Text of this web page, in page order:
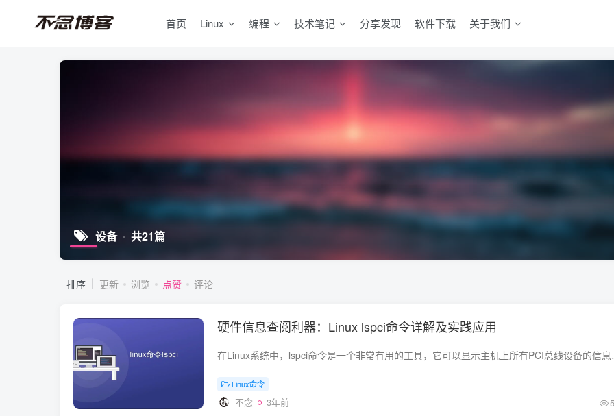
首页 Linux 编程 技术笔记 分享发现 软件下载 关于我们
设备 共21篇
排序 更新 浏览 点赞 评论
硬件信息查阅利器：Linux lspci命令详解及实践应用
在Linux系统中，lspci命令是一个
Linux命令
不念 3年前